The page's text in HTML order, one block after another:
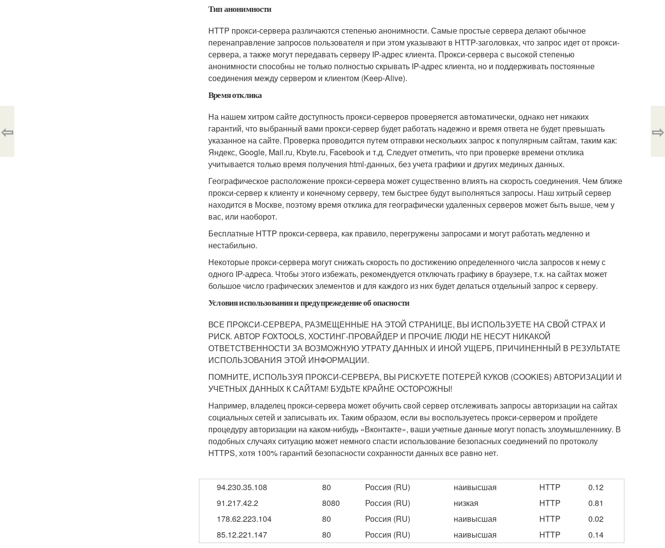
Тип анонимности
HTTP прокси-сервера различаются степенью анонимности. Самые простые сервера делают обычное
перенаправление запросов пользователя и при этом указывают в HTTP-заголовках, что запрос идет от прокси-
сервера, а также могут передавать серверу IP-адрес клиента. Прокси-сервера с высокой степенью
анонимности способны не только полностью скрывать IP-адрес клиента, но и поддерживать постоянные
соединения между сервером и клиентом (Keep-Alive).
Время отклика
На нашем хитром сайте доступность прокси-серверов проверяется автоматически, однако нет никаких
гарантий, что выбранный вами прокси-сервер будет работать надежно и время ответа не будет превышать
указанное на сайте. Проверка проводится путем отправки нескольких запрос к популярным сайтам, таким как:
Яндекс, Google, Mail.ru, Kbyte.ru, Facebook и т.д. Следует отметить, что при проверке времени отклика
учитывается только время получения html-данных, без учета графики и других мединых данных.
Географическое расположение прокси-сервера может существенно влиять на скорость соединения. Чем ближе
прокси-сервер к клиенту и конечному серверу, тем быстрее будут выполняться запросы. Наш хитрый сервер
находится в Москве, поэтому время отклика для географически удаленных серверов может быть выше, чем у
вас, или наоборот.
Бесплатные HTTP прокси-сервера, как правило, перегружены запросами и могут работать медленно и
нестабильно.
Некоторые прокси-сервера могут снижать скорость по достижению определенного числа запросов к нему с
одного IP-адреса. Чтобы этого избежать, рекомендуется отключать графику в браузере, т.к. на сайтах может
большое число графических элементов и для каждого из них будет делаться отдельный запрос к серверу.
Условия использования и предупрежедение об опасности
ВСЕ ПРОКСИ-СЕРВЕРА, РАЗМЕЩЕННЫЕ НА ЭТОЙ СТРАНИЦЕ, ВЫ ИСПОЛЬЗУЕТЕ НА СВОЙ СТРАХ И
РИСК. АВТОР FOXTOOLS, ХОСТИНГ-ПРОВАЙДЕР И ПРОЧИЕ ЛЮДИ НЕ НЕСУТ НИКАКОЙ
ОТВЕТСТВЕННОСТИ ЗА ВОЗМОЖНУЮ УТРАТУ ДАННЫХ И ИНОЙ УЩЕРБ, ПРИЧИНЕННЫЙ В РЕЗУЛЬТАТЕ
ИСПОЛЬЗОВАНИЯ ЭТОЙ ИНФОРМАЦИИ.
ПОМНИТЕ, ИСПОЛЬЗУЯ ПРОКСИ-СЕРВЕРА, ВЫ РИСКУЕТЕ ПОТЕРЕЙ КУКОВ (COOKIES) АВТОРИЗАЦИИ И
УЧЕТНЫХ ДАННЫХ К САЙТАМ! БУДЬТЕ КРАЙНЕ ОСТОРОЖНЫ!
Например, владелец прокси-сервера может обучить свой сервер отслеживать запросы авторизации на сайтах
социальных сетей и записывать их. Таким образом, если вы воспользуетесь прокси-сервером и пройдете
процедуру авторизации на каком-нибудь «Вконтакте», ваши учетные данные могут попасть злоумышленнику. В
подобных случаях ситуацию может немного спасти использование безопасных соединений по протоколу
HTTPS, хотя 100% гарантий безопасности сохранности данных все равно нет.
94.230.35.108 80 Россия (RU) наивысшая HTTP
0.12
91.217.42.2
8080 Россия (RU) низкая HTTP
0.81
178.62.223.104
80 Россия (RU) наивысшая HTTP
0.02
85.12.221.147
80 Россия (RU) наивысшая HTTP 0.14
⇦ ⇨